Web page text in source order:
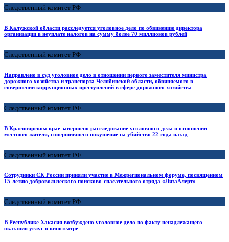
Следственный комитет РФ
В Калужской области расследуется уголовное дело по обвинению директора
организации в неуплате налогов на сумму более 70 миллионов рублей
Следственный комитет РФ
Направлено в суд уголовное дело в отношении первого заместителя министра
дорожного хозяйства и транспорта Челябинской области, обвиняемого в
совершении коррупционных преступлений в сфере дорожного хозяйства
Следственный комитет РФ
В Красноярском крае завершено расследование уголовного дела в отношении
местного жителя, совершившего покушение на убийство 22 года назад
Следственный комитет РФ
Сотрудники СК России приняли участие в Межрегиональном форуме, посвященном
15-летию добровольческого поисково-спасательного отряда «ЛизаАлерт»
Следственный комитет РФ
В Республике Хакасия возбуждено уголовное дело по факту ненадлежащего
оказания услуг в кинотеатре